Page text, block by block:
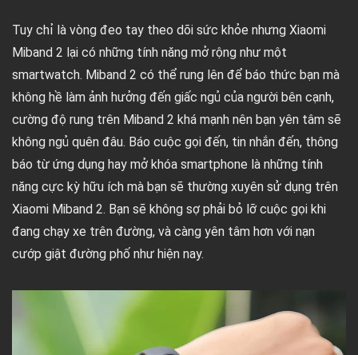
Tuy chỉ là vòng đeo tay theo dõi sức khỏe nhưng Xiaomi
Miband 2 lại có những tính năng mở rộng như một
smartwatch. Miband 2 có thể rung lên để báo thức bạn mà
không hề làm ảnh hưởng đến giấc ngủ của người bên cạnh,
cường độ rung trên Miband 2 khá mạnh nên bạn yên tâm sẽ
không ngủ quên đâu. Báo cuộc gọi đến, tin nhắn đến, thông
báo từ ứng dụng hay mở khóa smartphone là những tính
năng cực kỳ hữu ích mà bạn sẽ thường xuyên sử dụng trên
Xiaomi Miband 2. Bạn sẽ không sợ phải bỏ lỡ cuộc gọi khi
đang chạy xe trên đường, và càng yên tâm hơn với nạn
cướp giật đường phố như hiện nay.